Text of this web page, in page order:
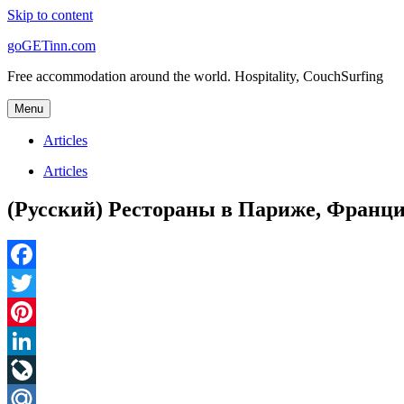
Skip to content
goGETinn.com
Free accommodation around the world. Hospitality, CouchSurfing
Menu
Articles
Articles
(Русский) Рестораны в Париже,
Facebook
Twitter
Pinterest
LinkedIn
LiveJournal